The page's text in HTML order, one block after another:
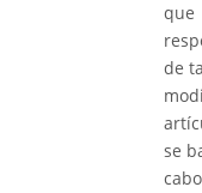
que
de
se